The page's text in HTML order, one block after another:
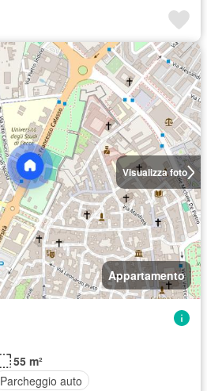
Visualizza foto
Appartamento
55 m²
Parcheggio auto